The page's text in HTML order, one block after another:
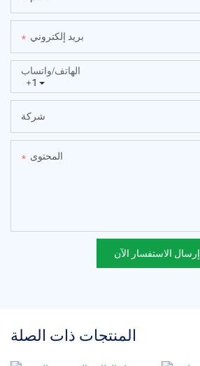
بريد إلكتروني
+1
الهاتف/واتساب
شركة
المحتوى
إرسال الاستفسار الآن
المنتجات ذات الصلة